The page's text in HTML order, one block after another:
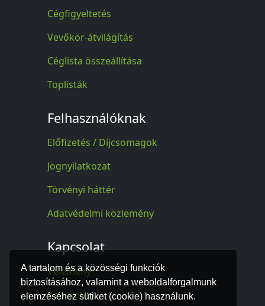
A tartalom és a közösségi funkciók
biztosításához, valamint a weboldalforgalmunk
elemzéséhez sütiket (cookie) használunk.
Cégfigyeltetés
Vevőkör-átvilágítás
Céglista összeállítása
Toplisták
Felhasználóknak
Előfizetés / Díjcsomagok
Jognyilatkozat
Törvényi háttér
Adatvédelmi közlemény
Kapcsolat
Vélemény
Kapcsolat